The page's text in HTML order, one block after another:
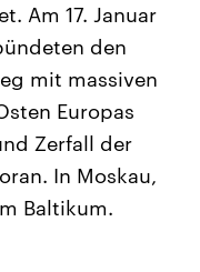
USA
Aktuelle Beiträge,
Hintergründe
Wirtschaftlich und
gehören die Vereinigten
den mächtigsten Ländern
mit großem Einfluss auf
Am 17. Januar
den
mit massiven
Europas
Zerfall der
In Moskau,
Baltikum.